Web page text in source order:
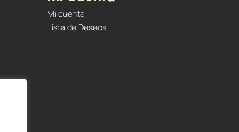
Mi cuenta
Lista de Deseos